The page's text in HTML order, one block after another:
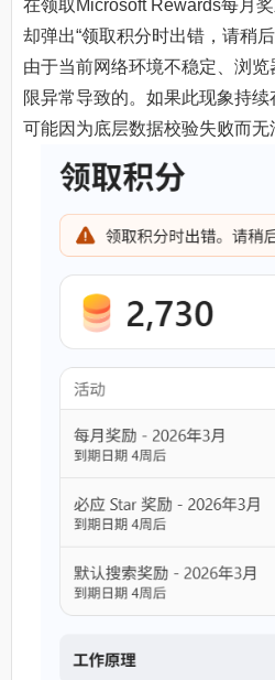
在领取Microsoft Rewards每月
却弹出“领取积分时出错，请稍
由于当前网络环境不稳定、浏
限异常导致的。如果此现象持
可能因为底层数据校验失败而无